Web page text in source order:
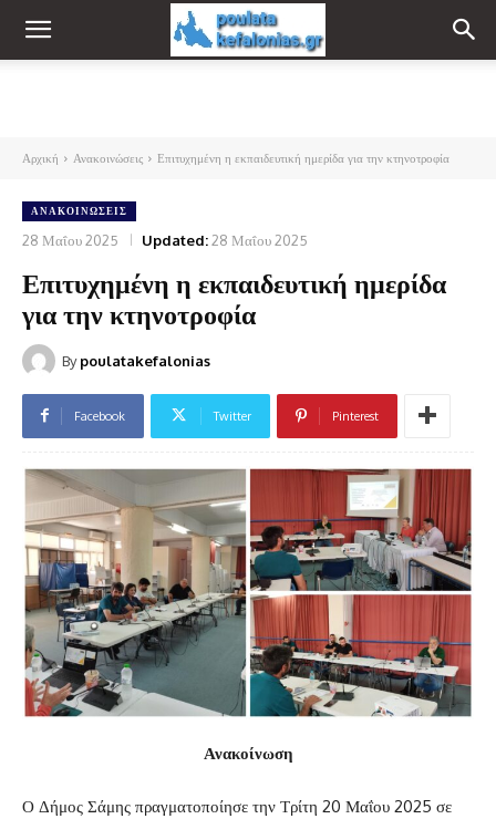
Αρχική Ανακοινώσεις Επιτυχημένη η εκπαιδευτική ημερίδα για την κτηνοτροφία
ΑΝΑΚΟΙΝΏΣΕΙΣ
28 Μαΐου 2025 Updated:28 Μαΐου 2025
Επιτυχημένη η εκπαιδευτική ημερίδα
για την κτηνοτροφία
By poulatakefalonias
Facebook Twitter Pinterest
Ανακοίνωση
Ο Δήμος Σάμης πραγματοποίησε την Τρίτη 20 Μαΐου 2025 σε